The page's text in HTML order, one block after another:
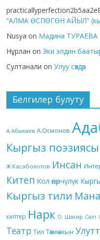
“АЛМА ӨСПӨГӨН АЙЫЛ”
Nusya on Мадина ТУРАЕВА
Нұрлан on Эки элдин
Султанали onУлуу сөздөр
Белгилер булуту
А.Абыкаев А.Осмонов
Кыргыз поэзиясы
Ж.Касаболотов Инсан
Китеп Кол өнөрчүлүк
Кыргыз тили
кептер Нарк О. Шакир Салт
Театр Тил Төкмө акын